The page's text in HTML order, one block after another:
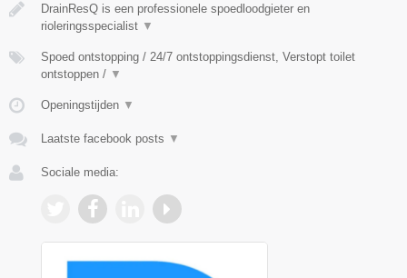
DrainResQ is een professionele spoedloodgieter en
rioleringsspecialist ▼
Spoed ontstopping / 24/7 ontstoppingsdienst, Verstopt toilet
ontstoppen / ▼
Openingstijden ▼
Laatste facebook posts ▼
Sociale media: